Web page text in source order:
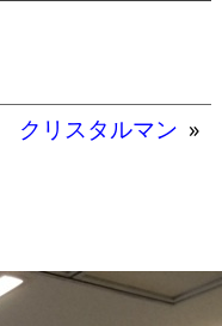
クリスタルマン »